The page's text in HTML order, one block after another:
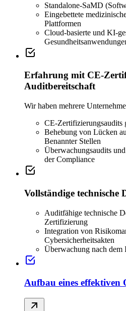
Standalone-SaMD
Eingebettete
Plattformen
Cloud-basierte und KI-
Erfahrung mit CE-
Auditbereitschaft
Wir haben mehrere
CE-
Behebung von Lücken
Benannter Stellen
Überwachungsaudits
der Compliance
Vollständige technische
Auditfähige technische
Zertifizierung
Integration von
Cybersicherheitsakten
Überwachung nach dem
Aufbau eines effektiven